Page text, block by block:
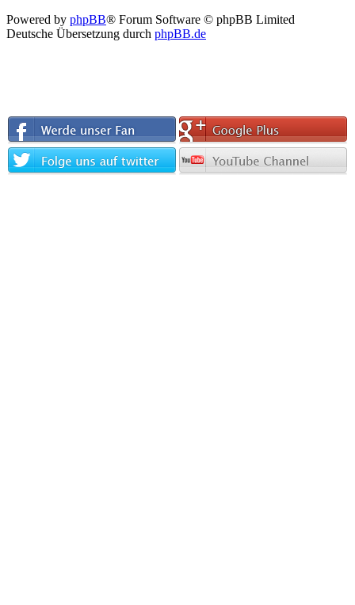
Powered by phpBB® Forum Software © phpBB Limited
Deutsche Übersetzung durch phpBB.de